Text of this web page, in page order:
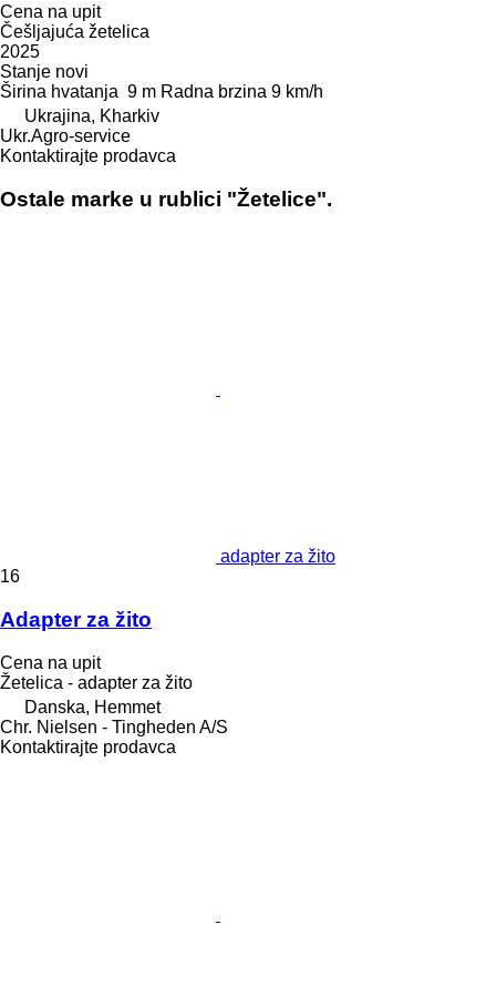
Cena na upit
Češljajuća žetelica
2025
Stanje novi
Širina hvatanja 9 m Radna brzina 9 km/h
Ukrajina, Kharkiv
Ukr.Agro-service
Kontaktirajte prodavca
Ostale marke u rublici "Žetelice".
adapter za žito
16
Adapter za žito
Cena na upit
Žetelica - adapter za žito
Danska, Hemmet
Chr. Nielsen - Tingheden A/S
Kontaktirajte prodavca